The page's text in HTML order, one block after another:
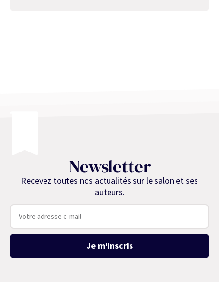
Newsletter
Recevez toutes nos actualités sur le salon et ses
auteurs.
Je m'inscris